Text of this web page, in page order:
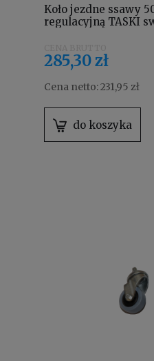
Koło jezdne ssawy
regulacyjną TASKI
285,30 zł
Cena netto:231,95 zł
do koszyka